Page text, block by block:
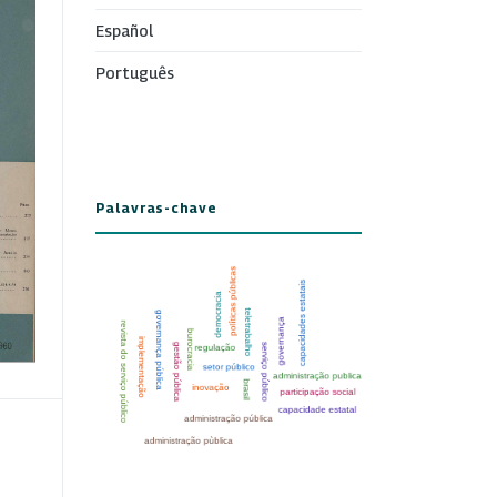
Español
Português
Palavras-chave